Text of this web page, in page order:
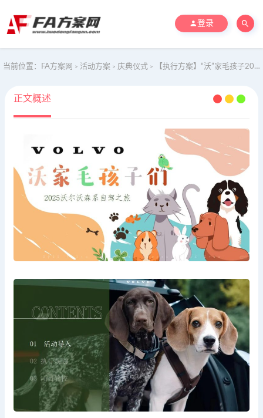
登录
当前位置： FA方案网 > 活动方案 > 庆典仪式 > 【执行方案】“沃”家毛孩子2025春季萌宠乐园试驾试乘汽车沙龙会活动策划方案
正文概述